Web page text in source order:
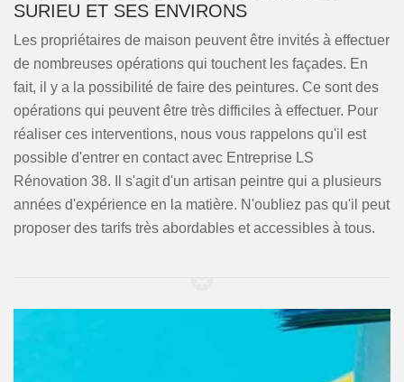
SURIEU ET SES ENVIRONS
Les propriétaires de maison peuvent être invités à effectuer
de nombreuses opérations qui touchent les façades. En
fait, il y a la possibilité de faire des peintures. Ce sont des
opérations qui peuvent être très difficiles à effectuer. Pour
réaliser ces interventions, nous vous rappelons qu'il est
possible d'entrer en contact avec Entreprise LS
Rénovation 38. Il s'agit d'un artisan peintre qui a plusieurs
années d'expérience en la matière. N'oubliez pas qu'il peut
proposer des tarifs très abordables et accessibles à tous.